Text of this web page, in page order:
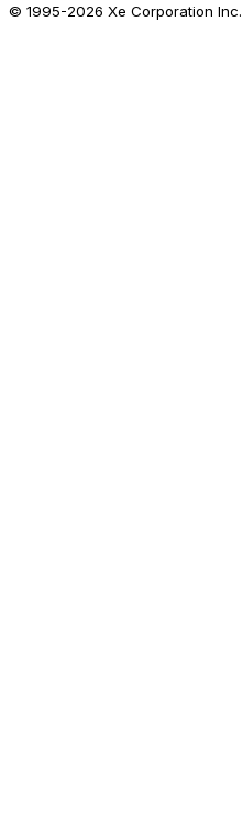
© 1995-2026 Xe Corporation Inc.